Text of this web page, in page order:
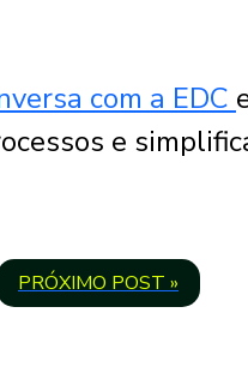
com a EDC
e
PRÓXIMO POST »